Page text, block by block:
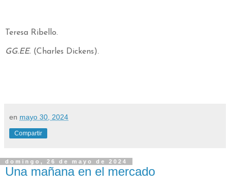
Teresa Ribello.
GG.EE. (Charles Dickens).
en mayo 30, 2024
Compartir
domingo, 26 de mayo de 2024
Una mañana en el mercado